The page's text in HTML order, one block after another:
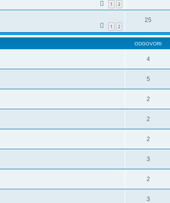
1 2
1 2
25
ODGOVORI
4
5
2
2
2
3
2
3